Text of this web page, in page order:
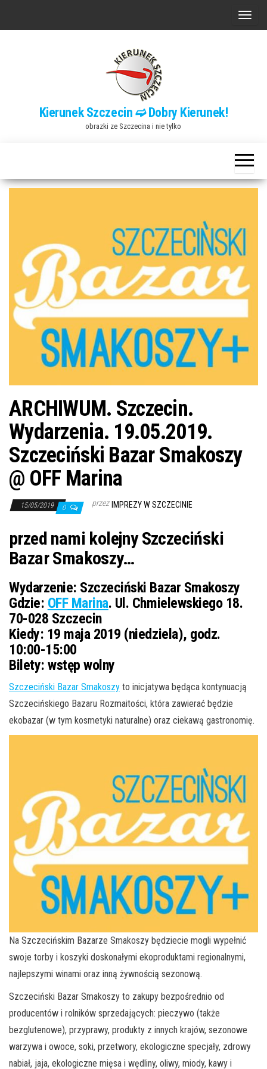
P
n
a
w
a
c
j
ę
Kierunek Szczecin ➫ Dobry Kierunek!
obrazki ze Szczecina i nie tylko
ARCHIWUM. Szczecin.
Wydarzenia. 19.05.2019.
Szczeciński Bazar Smakoszy
@ OFF Marina
15/05/2019 0 przez IMPREZY W SZCZECINIE
przed nami kolejny Szczeciński
Bazar Smakoszy…
Wydarzenie: Szczeciński Bazar Smakoszy
Gdzie: OFF Marina. Ul. Chmielewskiego 18.
70-028 Szczecin
Kiedy: 19 maja 2019 (niedziela), godz.
10:00-15:00
Bilety: wstęp wolny
Szczeciński Bazar Smakoszy to inicjatywa będąca kontynuacją
Szczecińskiego Bazaru Rozmaitości, która zawierać będzie
ekobazar (w tym kosmetyki naturalne) oraz ciekawą gastronomię.
Na Szczecińskim Bazarze Smakoszy będziecie mogli wypełnić
swoje torby i koszyki doskonałymi ekoproduktami regionalnymi,
najlepszymi winami oraz inną żywnością sezonową.
Szczeciński Bazar Smakoszy to zakupy bezpośrednio od
producentów i rolników sprzedających: pieczywo (także
bezglutenowe), przyprawy, produkty z innych krajów, sezonowe
warzywa i owoce, soki, przetwory, ekologiczne specjały, zdrowy
nabiał, jaja, ekologiczne mięsa i wędliny, oliwy, miody, kawy i